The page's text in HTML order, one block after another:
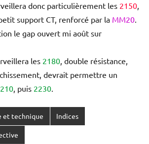
donc particulièrement les 2150,
support CT, renforcé par la MM20.
le gap ouvert mi août sur
les 2180, double résistance,
devrait permettre un
, puis 2230.
et technique Indices